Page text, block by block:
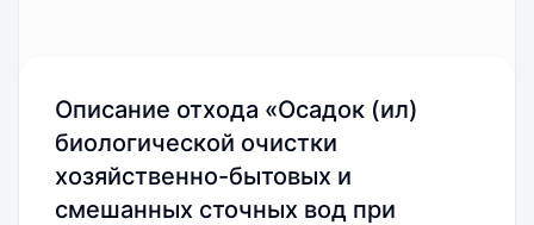
Описание отхода «Осадок (ил)
биологической очистки
хозяйственно-бытовых и
смешанных сточных вод при